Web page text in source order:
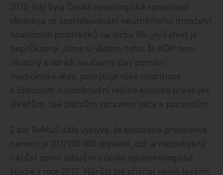
2012, kdy byla Česká neurologická společnost
obviněna ze spotřebovávání neúměrného množství
fi­nan­čních prostředků na léčbu RS, jejíž efekt je
neprůkazný. Jsme si vědomi toho, že KDP není
závazný a odráží současný stav poznání
medicínské vědy, poskytuje však informace
o žádoucím nasměrování reálné klinické praxe jak
lékařům, tak plátcům zdravotní péče a pacientům.
Z dat ReMuS dále vyplývá, že současná prevalence
nemoci je 201/100 000 obyvatel, což je nepochybný
nárůst oproti údajům z české epidemiologické
studie v roce 2012. Nárůst lze přičítat nejen lepším